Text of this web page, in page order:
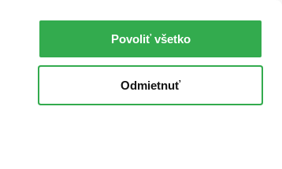
Povoliť všetko
Odmietnuť